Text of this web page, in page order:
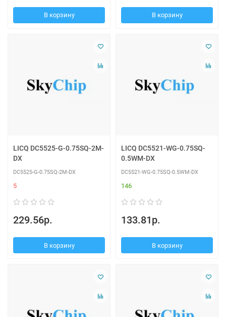
В корзину В корзину
LICQ DC5525-G-0.75SQ-2M-
DX
DC5525-G-0.75SQ-2M-DX
5
229.56р.
В корзину
LICQ DC5521-WG-0.75SQ-
0.5WM-DX
DC5521-WG-0.75SQ-0.5WM-DX
146
133.81р.
В корзину